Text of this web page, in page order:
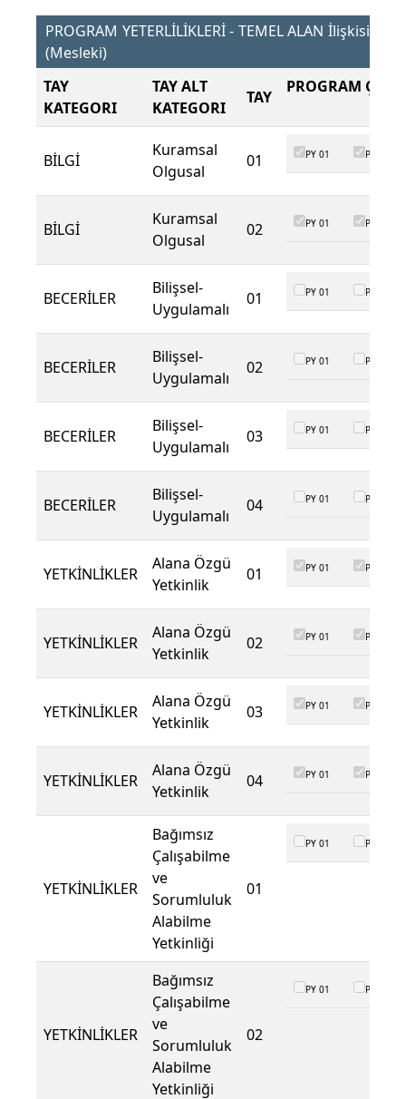
PROGRAM YETERLİLİKLERİ - TEMEL ALAN İlişkisi
(Mesleki)
TAY
KATEGORI
TAY ALT
KATEGORI
TAY
PROGRAM
BİLGİ
Kuramsal
Olgusal
01 PY 01 PY 02
BİLGİ
Kuramsal
Olgusal
02 PY 01 PY 02
BECERİLER
Bilişsel-
Uygulamalı
01 PY 01 PY 02
BECERİLER
Bilişsel-
Uygulamalı
02 PY 01 PY 02
BECERİLER
Bilişsel-
Uygulamalı
03 PY 01 PY 02
BECERİLER
Bilişsel-
Uygulamalı
04 PY 01 PY 02
YETKİNLİKLER
Alana Özgü
Yetkinlik
01 PY 01 PY 02
YETKİNLİKLER
Alana Özgü
Yetkinlik
02 PY 01 PY 02
YETKİNLİKLER
Alana Özgü
Yetkinlik
03 PY 01 PY 02
YETKİNLİKLER
Alana Özgü
Yetkinlik
04 PY 01 PY 02
YETKİNLİKLER
Bağımsız
Çalışabilme
ve
Sorumluluk
Alabilme
Yetkinliği
01
PY 01 PY 02
YETKİNLİKLER
Bağımsız
Çalışabilme
ve
Sorumluluk
Alabilme
Yetkinliği
02
PY 01 PY 02